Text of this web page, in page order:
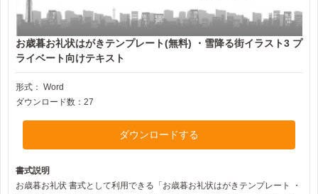
お歳暮お礼状はがきテンプレート(無料) ・雪降る街イラスト3 プ
ライベート向けテキスト
形式： Word
ダウンロード数：27
ダウンロードする
書式説明
お歳暮お礼状 書式として利用できる「お歳暮お礼状はがきテンプレート ・